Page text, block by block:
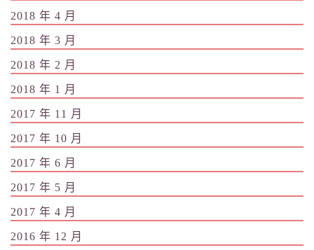
2018 年 4 月
2018 年 3 月
2018 年 2 月
2018 年 1 月
2017 年 11 月
2017 年 10 月
2017 年 6 月
2017 年 5 月
2017 年 4 月
2016 年 12 月